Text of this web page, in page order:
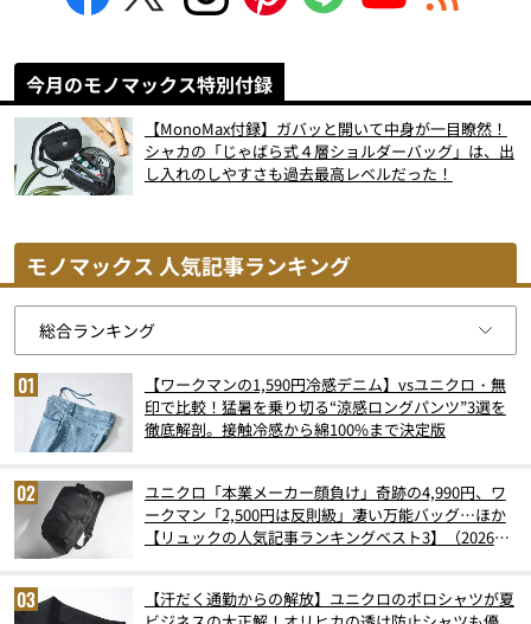
今月のモノマックス特別付録
【MonoMax付録】ガバッと開いて中身が一目瞭然！
シャカの「じゃばら式４層ショルダーバッグ」は、出
し入れのしやすさも過去最高レベルだった！
モノマックス 人気記事ランキング
【ワークマンの1,590円冷感デニム】vsユニクロ・無
印で比較！猛暑を乗り切る“涼感ロングパンツ”3選を
徹底解剖。接触冷感から綿100%まで決定版
ユニクロ「本業メーカー顔負け」奇跡の4,990円、ワ
ークマン「2,500円は反則級」凄い万能バッグ…ほか
【リュックの人気記事ランキングベスト3】（2026年
【汗だく通勤からの解放】ユニクロのポロシャツが夏